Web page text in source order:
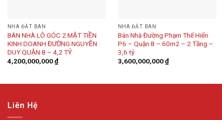
NHÀ ĐẤT BÁN
BÁN NHÀ LÔ GÓC 2 MẶT TIỀN
KINH DOANH ĐƯỜNG NGUYỄN
DUY QUẬN 8 – 4,2 TỶ
4,200,000,000₫
NHÀ ĐẤT BÁN
Bán Nhà Đường Phạm Thế Hiển
P6 – Quận 8 – 60m2 – 2 Tầng –
3,6 tỷ
3,600,000,000₫
Liên Hệ